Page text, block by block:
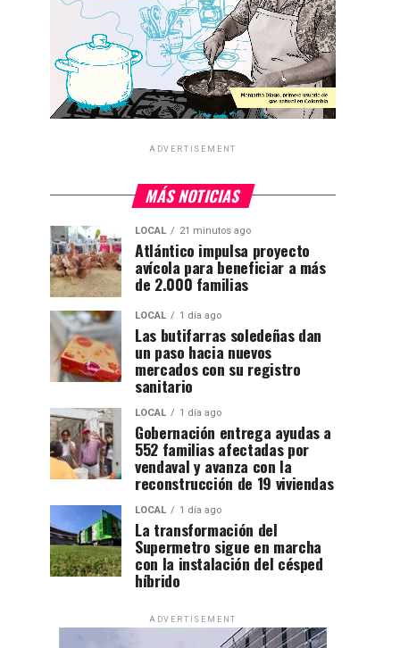
ADVERTISEMENT
MÁS NOTICIAS
LOCAL 21 minutos ago
Atlántico impulsa proyecto
avícola para beneficiar a más
de 2.000 familias
LOCAL 1 día ago
Las butifarras soledeñas dan
un paso hacia nuevos
mercados con su registro
sanitario
LOCAL 1 día ago
Gobernación entrega ayudas a
552 familias afectadas por
vendaval y avanza con la
reconstrucción de 19 viviendas
LOCAL 1 día ago
La transformación del
Supermetro sigue en marcha
con la instalación del césped
híbrido
ADVERTISEMENT